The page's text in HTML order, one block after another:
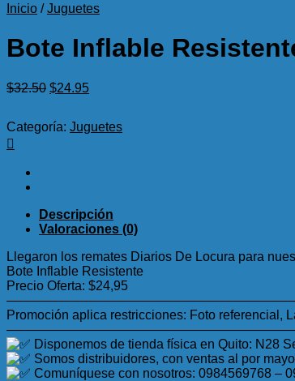
Inicio / Juguetes
Bote Inflable
$32.50 El
era:
$24.95El
es:
Categoría: Juguetes
Descripción
Valoraciones (0)
Llegaron los remates Diarios De Locura para
Bote Inflable Resistente
Precio Oferta: $24,95
Promoción aplica restricciones: Foto referencial,
Disponemos de tienda física en Quito: N28
Somos distribuidores, con ventas al por
Comuníquese con nosotros: 0984569768 –